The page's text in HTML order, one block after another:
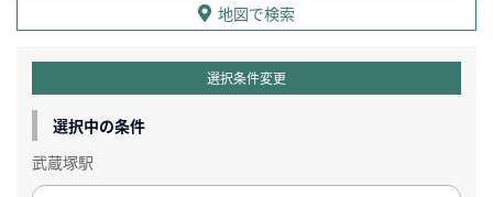
地図で検索
選択条件変更
選択中の条件
武蔵塚駅